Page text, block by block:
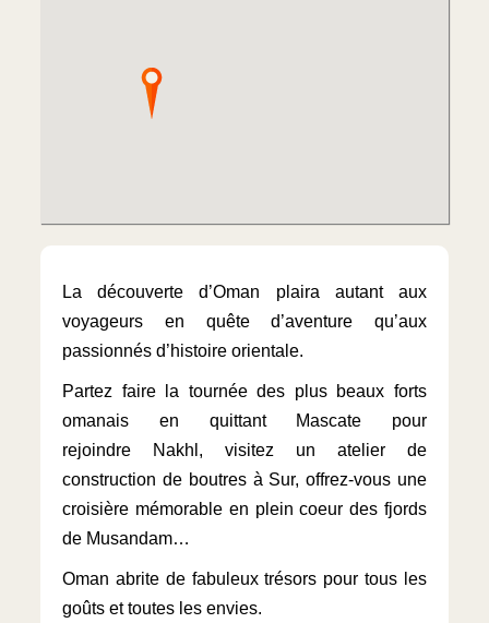
La découverte d’Oman plaira autant aux
voyageurs en quête d’aventure qu’aux
passionnés d’histoire orientale.
Partez faire la tournée des plus beaux forts
omanais en quittant Mascate pour
rejoindre Nakhl, visitez un atelier de
construction de boutres à Sur, offrez-vous une
croisière mémorable en plein coeur des fjords
de Musandam…
Oman abrite de fabuleux trésors pour tous les
goûts et toutes les envies.